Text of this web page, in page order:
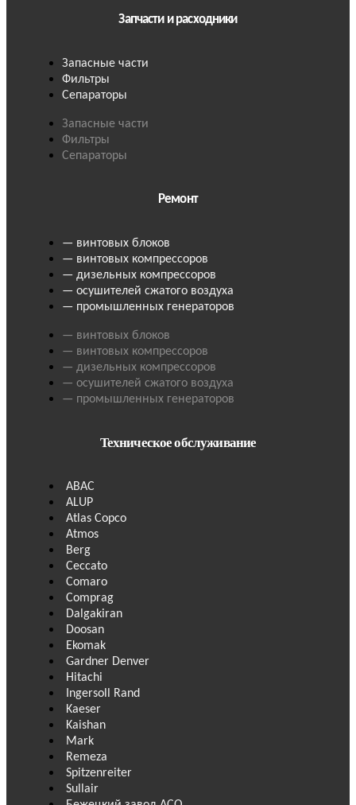
Запчасти и расходники
Запасные части
Фильтры
Сепараторы
Запасные части
Фильтры
Сепараторы
Ремонт
— винтовых блоков
— винтовых компрессоров
— дизельных компрессоров
— осушителей сжатого воздуха
— промышленных генераторов
— винтовых блоков
— винтовых компрессоров
— дизельных компрессоров
— осушителей сжатого воздуха
— промышленных генераторов
Техническое обслуживание
ABAC
ALUP
Atlas Copco
Atmos
Berg
Ceccato
Comaro
Comprag
Dalgakiran
Doosan
Ekomak
Gardner Denver
Hitachi
Ingersoll Rand
Kaeser
Kaishan
Mark
Remeza
Spitzenreiter
Sullair